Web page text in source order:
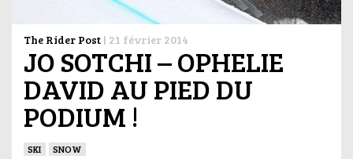
The Rider Post | 21 février 2014
JO SOTCHI – OPHELIE
DAVID AU PIED DU
PODIUM !
SKI SNOW